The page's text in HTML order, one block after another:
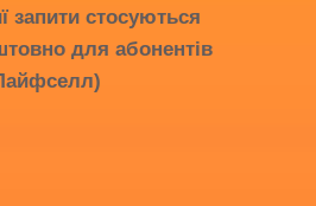
запити стосуються
для абонентів